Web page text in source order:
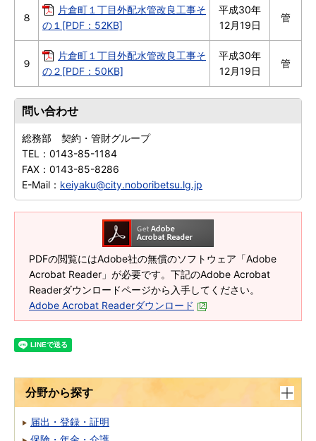
８
片倉町１丁目外配水管改良工事そ
の１[PDF：52KB]
平成30年
12月19日
管
９
片倉町１丁目外配水管改良工事そ
の２[PDF：50KB]
平成30年
12月19日
管
問い合わせ
総務部 契約・管財グループ
TEL： 0143-85-1184
FAX： 0143-85-8286
E-Mail： keiyaku@city.noboribetsu.lg.jp
PDFの閲覧にはAdobe社の無償のソフトウェア「Adobe
Acrobat Reader」が必要です。下記のAdobe Acrobat
Readerダウンロードページから入手してください。
Adobe Acrobat Readerダウンロード
分野から探す
届出・登録・証明